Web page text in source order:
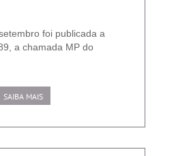
foi publicada a
a chamada MP do
SAIBA MAIS